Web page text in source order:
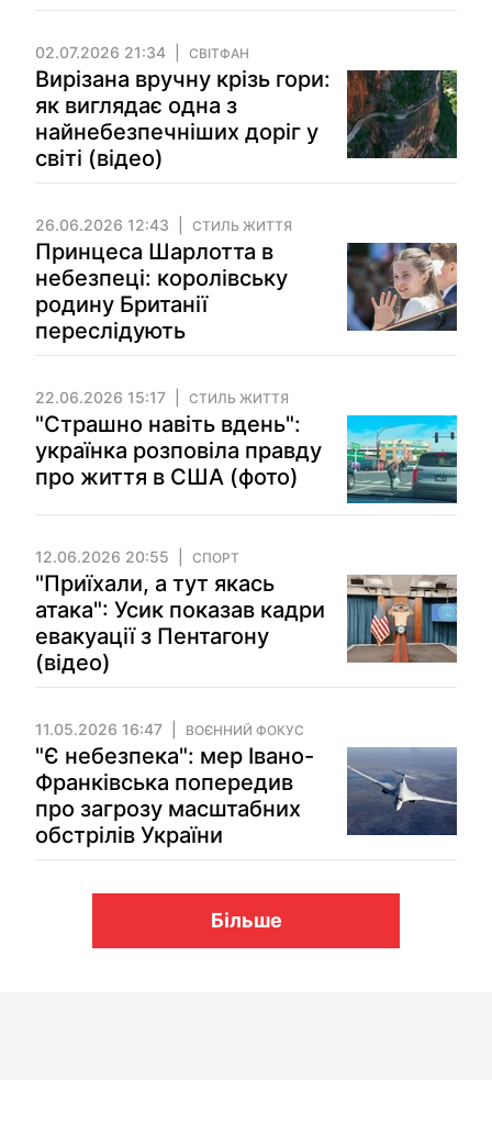
02.07.2026 21:34 СВІТФАН
Вирізана вручну крізь гори:
як виглядає одна з
найнебезпечніших доріг у
світі (відео)
26.06.2026 12:43 СТИЛЬ ЖИТТЯ
Принцеса Шарлотта в
небезпеці: королівську
родину Британії
переслідують
22.06.2026 15:17 СТИЛЬ ЖИТТЯ
"Страшно навіть вдень":
українка розповіла правду
про життя в США (фото)
12.06.2026 20:55 СПОРТ
"Приїхали, а тут якась
атака": Усик показав кадри
евакуації з Пентагону
(відео)
11.05.2026 16:47 ВОЄННИЙ ФОКУС
"Є небезпека": мер Івано-
Франківська попередив
про загрозу масштабних
обстрілів України
Більше